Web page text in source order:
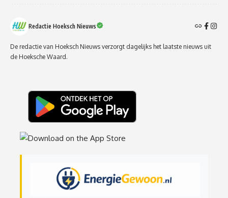
Redactie Hoeksch Nieuws
De redactie van Hoeksch Nieuws verzorgt dagelijks het laatste nieuws uit
de Hoeksche Waard.